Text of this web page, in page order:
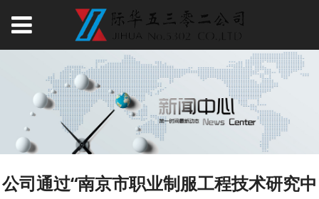
公司通过“南京市职业制服工程技术研究中